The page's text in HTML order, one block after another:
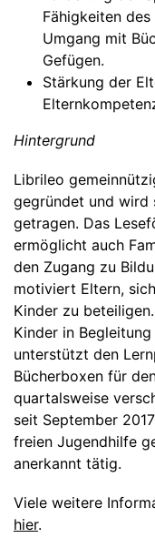
Fähigkeiten
Umgang mit
Gefügen.
Stärkung der
Hintergrund
Librileo
gegründet und wird
getragen. Das
ermöglicht auch
den Zugang zu
motiviert Eltern,
Kinder zu
Kinder in
unterstützt den
Bücherboxen für
quartalsweise
seit September
freien Jugendhilfe
anerkannt tätig.
Viele weitere
hier.